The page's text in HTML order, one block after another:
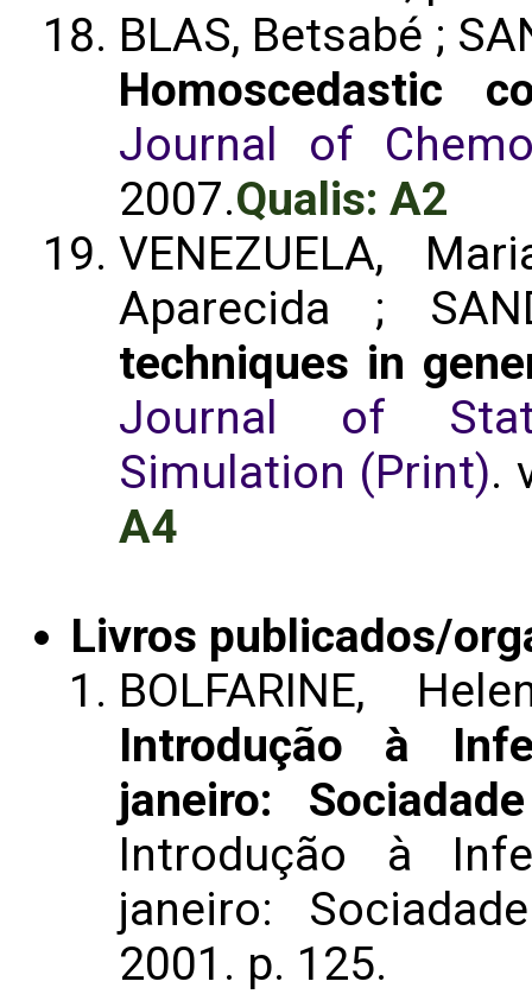
BLAS, Betsabé ;
Homoscedastic
Journal of
2007.Qualis: A2
VENEZUELA,
Aparecida ;
techniques in
Journal of
Simulation (Print).
A4
Livros publicados/
BOLFARINE,
Introdução à
janeiro:
Introdução à
janeiro:
2001. p. 125.